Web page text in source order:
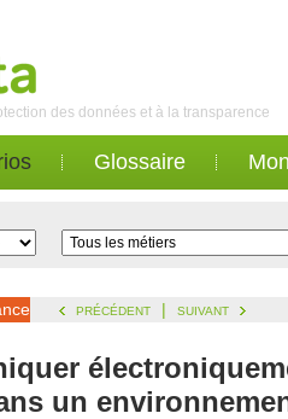
des données et à la transparence
Glossaire
PRÉCÉDENT | SUIVANT
un